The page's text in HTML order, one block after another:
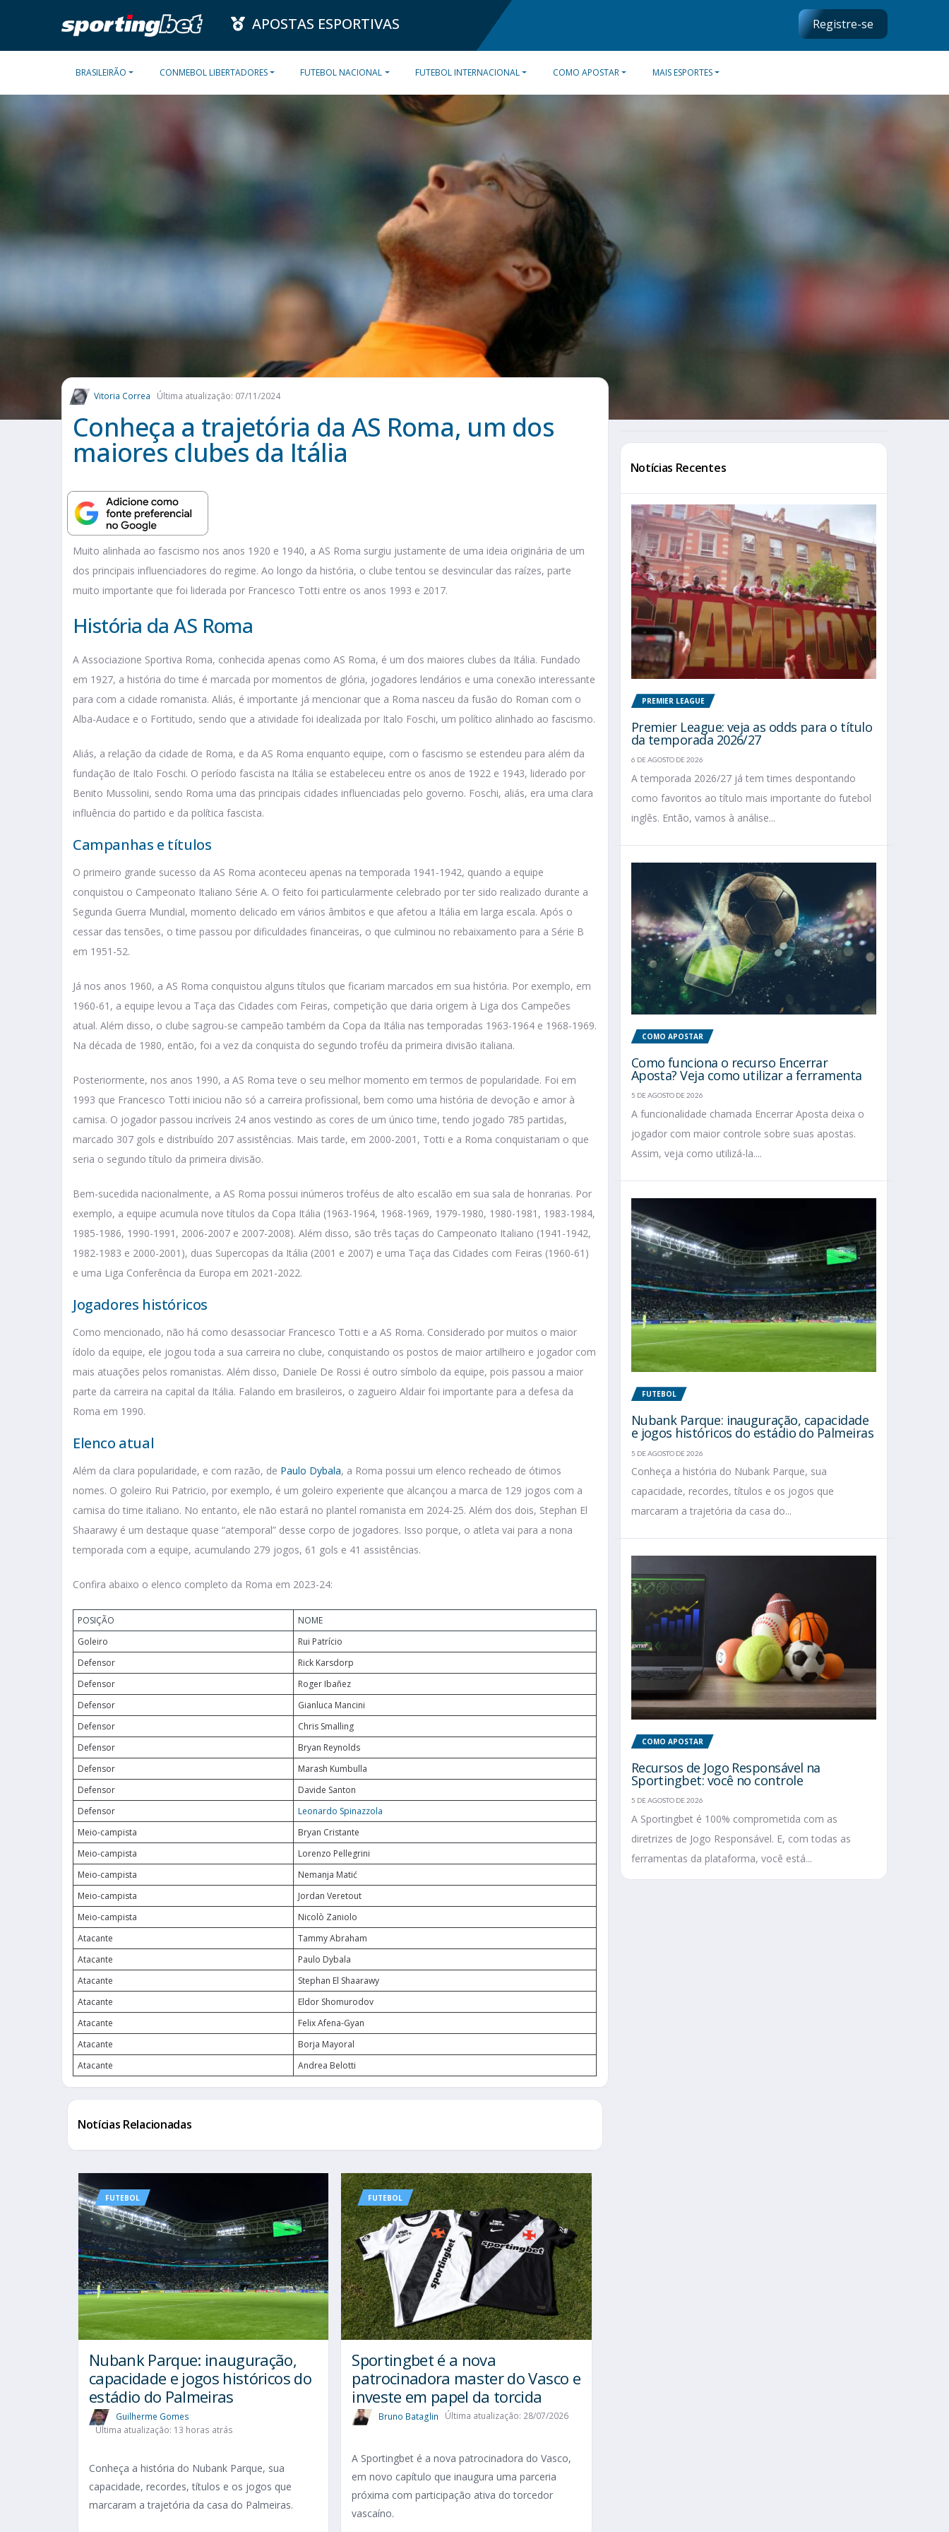
APOSTAS ESPORTIVAS Registre-se
BRASILEIRÃO CONMEBOL LIBERTADORES FUTEBOL NACIONAL FUTEBOL INTERNACIONAL COMO APOSTAR MAIS ESPORTES
Vitoria Correa Última atualização: 07/11/2024
Conheça a trajetória da AS Roma, um dos
maiores clubes da Itália
Muito alinhada ao fascismo nos anos 1920 e 1940, a AS Roma surgiu justamente de uma ideia originária de um
dos principais influenciadores do regime. Ao longo da história, o clube tentou se desvincular das raízes, parte
muito importante que foi liderada por Francesco Totti entre os anos 1993 e 2017.
História da AS Roma
A Associazione Sportiva Roma, conhecida apenas como AS Roma, é um dos maiores clubes da Itália. Fundado
em 1927, a história do time é marcada por momentos de glória, jogadores lendários e uma conexão interessante
para com a cidade romanista. Aliás, é importante já mencionar que a Roma nasceu da fusão do Roman com o
Alba-Audace e o Fortitudo, sendo que a atividade foi idealizada por Italo Foschi, um político alinhado ao fascismo.
Aliás, a relação da cidade de Roma, e da AS Roma enquanto equipe, com o fascismo se estendeu para além da
fundação de Italo Foschi. O período fascista na Itália se estabeleceu entre os anos de 1922 e 1943, liderado por
Benito Mussolini, sendo Roma uma das principais cidades influenciadas pelo governo. Foschi, aliás, era uma clara
influência do partido e da política fascista.
Campanhas e títulos
O primeiro grande sucesso da AS Roma aconteceu apenas na temporada 1941-1942, quando a equipe
conquistou o Campeonato Italiano Série A. O feito foi particularmente celebrado por ter sido realizado durante a
Segunda Guerra Mundial, momento delicado em vários âmbitos e que afetou a Itália em larga escala. Após o
cessar das tensões, o time passou por dificuldades financeiras, o que culminou no rebaixamento para a Série B
em 1951-52.
Já nos anos 1960, a AS Roma conquistou alguns títulos que ficariam marcados em sua história. Por exemplo, em
1960-61, a equipe levou a Taça das Cidades com Feiras, competição que daria origem à Liga dos Campeões
atual. Além disso, o clube sagrou-se campeão também da Copa da Itália nas temporadas 1963-1964 e 1968-1969.
Na década de 1980, então, foi a vez da conquista do segundo troféu da primeira divisão italiana.
Posteriormente, nos anos 1990, a AS Roma teve o seu melhor momento em termos de popularidade. Foi em
1993 que Francesco Totti iniciou não só a carreira profissional, bem como uma história de devoção e amor à
camisa. O jogador passou incríveis 24 anos vestindo as cores de um único time, tendo jogado 785 partidas,
marcado 307 gols e distribuído 207 assistências. Mais tarde, em 2000-2001, Totti e a Roma conquistariam o que
seria o segundo título da primeira divisão.
Bem-sucedida nacionalmente, a AS Roma possui inúmeros troféus de alto escalão em sua sala de honrarias. Por
exemplo, a equipe acumula nove títulos da Copa Itália (1963-1964, 1968-1969, 1979-1980, 1980-1981, 1983-1984,
1985-1986, 1990-1991, 2006-2007 e 2007-2008). Além disso, são três taças do Campeonato Italiano (1941-1942,
1982-1983 e 2000-2001), duas Supercopas da Itália (2001 e 2007) e uma Taça das Cidades com Feiras (1960-61)
e uma Liga Conferência da Europa em 2021-2022.
Jogadores históricos
Como mencionado, não há como desassociar Francesco Totti e a AS Roma. Considerado por muitos o maior
ídolo da equipe, ele jogou toda a sua carreira no clube, conquistando os postos de maior artilheiro e jogador com
mais atuações pelos romanistas. Além disso, Daniele De Rossi é outro símbolo da equipe, pois passou a maior
parte da carreira na capital da Itália. Falando em brasileiros, o zagueiro Aldair foi importante para a defesa da
Roma em 1990.
Elenco atual
Além da clara popularidade, e com razão, de Paulo Dybala, a Roma possui um elenco recheado de ótimos
nomes. O goleiro Rui Patricio, por exemplo, é um goleiro experiente que alcançou a marca de 129 jogos com a
camisa do time italiano. No entanto, ele não estará no plantel romanista em 2024-25. Além dos dois, Stephan El
Shaarawy é um destaque quase “atemporal” desse corpo de jogadores. Isso porque, o atleta vai para a nona
temporada com a equipe, acumulando 279 jogos, 61 gols e 41 assistências.
Confira abaixo o elenco completo da Roma em 2023-24:
POSIÇÃO
NOME
Goleiro
Rui Patrício
Defensor
Rick Karsdorp
Defensor
Roger Ibañez
Defensor
Gianluca Mancini
Defensor
Chris Smalling
Defensor
Bryan Reynolds
Defensor
Marash Kumbulla
Defensor
Davide Santon
Defensor
Leonardo Spinazzola
Meio-campista
Bryan Cristante
Meio-campista
Lorenzo Pellegrini
Meio-campista
Nemanja Matić
Meio-campista
Jordan Veretout
Meio-campista
Nicolò Zaniolo
Atacante
Tammy Abraham
Atacante
Paulo Dybala
Atacante
Stephan El Shaarawy
Atacante
Eldor Shomurodov
Atacante
Felix Afena-Gyan
Atacante
Borja Mayoral
Atacante
Andrea Belotti
Notícias Relacionadas
FUTEBOL
Nubank Parque: inauguração,
capacidade e jogos históricos do
estádio do Palmeiras
Guilherme Gomes
Última atualização: 13 horas atrás
Conheça a história do Nubank Parque, sua
capacidade, recordes, títulos e os jogos que
marcaram a trajetória da casa do Palmeiras.
FUTEBOL
Sportingbet é a nova
patrocinadora master do Vasco e
investe em papel da torcida
Bruno Bataglin Última atualização: 28/07/2026
A Sportingbet é a nova patrocinadora do Vasco,
em novo capítulo que inaugura uma parceria
próxima com participação ativa do torcedor
vascaíno.
Notícias Recentes
PREMIER LEAGUE
Premier League: veja as odds para o título
da temporada 2026/27
6 DE AGOSTO DE 2026
A temporada 2026/27 já tem times despontando
como favoritos ao título mais importante do futebol
inglês. Então, vamos à análise...
COMO APOSTAR
Como funciona o recurso Encerrar
Aposta? Veja como utilizar a ferramenta
5 DE AGOSTO DE 2026
A funcionalidade chamada Encerrar Aposta deixa o
jogador com maior controle sobre suas apostas.
Assim, veja como utilizá-la....
FUTEBOL
Nubank Parque: inauguração, capacidade
e jogos históricos do estádio do Palmeiras
5 DE AGOSTO DE 2026
Conheça a história do Nubank Parque, sua
capacidade, recordes, títulos e os jogos que
marcaram a trajetória da casa do...
COMO APOSTAR
Recursos de Jogo Responsável na
Sportingbet: você no controle
5 DE AGOSTO DE 2026
A Sportingbet é 100% comprometida com as
diretrizes de Jogo Responsável. E, com todas as
ferramentas da plataforma, você está...